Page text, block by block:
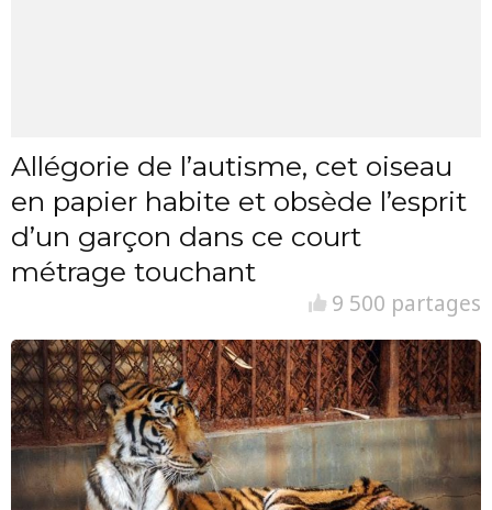
Allégorie de l’autisme, cet oiseau
en papier habite et obsède l’esprit
d’un garçon dans ce court
métrage touchant
9 500 partages